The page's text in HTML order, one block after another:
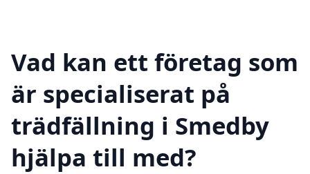
Vad kan ett företag som
är specialiserat på
trädfällning i Smedby
hjälpa till med?